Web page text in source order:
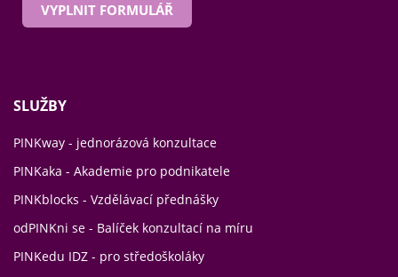
VYPLNIT FORMULÁŘ
SLUŽBY
PINKway - jednorázová konzultace
PINKaka - Akademie pro podnikatele
PINKblocks - Vzdělávací přednášky
odPINKni se - Balíček konzultací na míru
PINKedu IDZ - pro středoškoláky